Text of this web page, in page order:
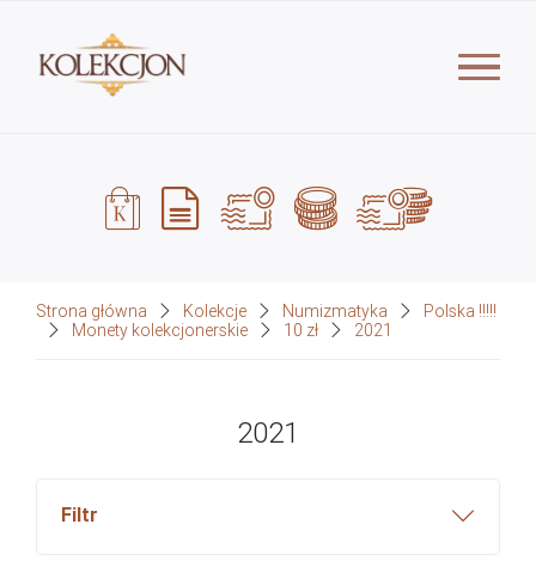
Strona główna Kolekcje Numizmatyka
Polska !!!!!
Monety kolekcjonerskie
10 zł 2021
2021
Filtr